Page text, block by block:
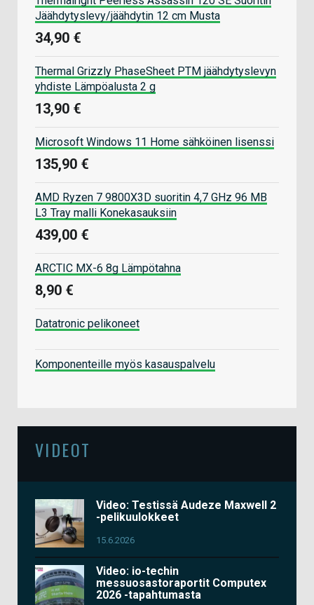
Jäähdytyslevy/jäähdytin 12 cm Musta
34,90 €
Thermal Grizzly PhaseSheet PTM jäähdytyslevyn
yhdiste Lämpöalusta 2 g
13,90 €
Microsoft Windows 11 Home sähköinen lisenssi
135,90 €
AMD Ryzen 7 9800X3D suoritin 4,7 GHz 96 MB
L3 Tray malli Konekasauksiin
439,00 €
ARCTIC MX-6 8g Lämpötahna
8,90 €
Datatronic pelikoneet
Komponenteille myös kasauspalvelu
VIDEOT
Video: Testissä Audeze Maxwell 2
-pelikuulokkeet
15.6.2026
Video: io-techin
messuosastoraportit Computex
2026 -tapahtumasta